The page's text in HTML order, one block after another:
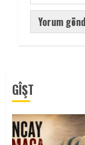
GÎŞT